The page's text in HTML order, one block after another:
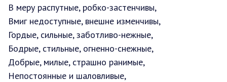
В меру распутные, робко-застенчивы,
Вмиг недоступные, внешне изменчивы,
Гордые, сильные, заботливо-нежные,
Бодрые, стильные, огненно-снежные,
Добрые, милые, страшно ранимые,
Непостоянные и шаловливые,